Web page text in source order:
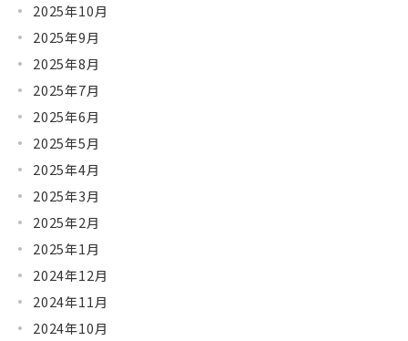
2025年10月
2025年9月
2025年8月
2025年7月
2025年6月
2025年5月
2025年4月
2025年3月
2025年2月
2025年1月
2024年12月
2024年11月
2024年10月